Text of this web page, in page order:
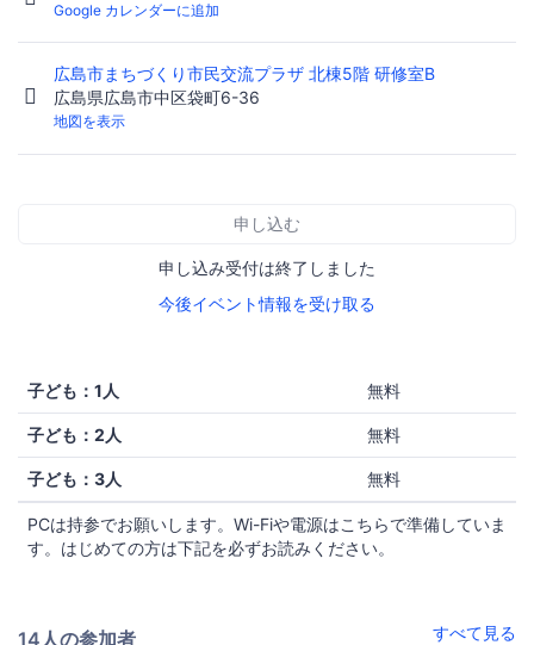
Google カレンダーに追加
広島市まちづくり市民交流プラザ 北棟5階 研修室B
広島県広島市中区袋町6-36
地図を表示
申し込む
申し込み受付は終了しました
今後イベント情報を受け取る
子ども：1人 無料
子ども：2人 無料
子ども：3人 無料
PCは持参でお願いします。Wi-Fiや電源はこちらで準備していま
す。はじめての方は下記を必ずお読みください。
14人の参加者 すべて見る